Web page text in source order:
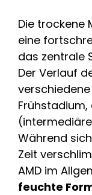
Die trockene
eine
das zentrale
Der Verlauf
Während
Zeit
AMD im
feuchte